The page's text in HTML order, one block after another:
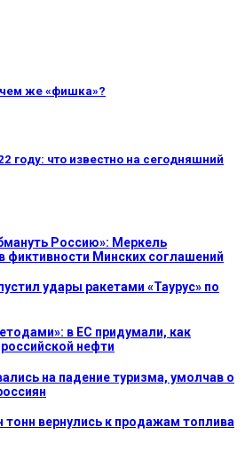
чем же «фишка»?
году: что известно на сегодняшний
Россию»: Меркель
фиктивности Минских соглашений
удары ракетами «Таурус» по
в ЕС придумали, как
нефти
на падение туризма, умолчав о
вернулись к продажам топлива